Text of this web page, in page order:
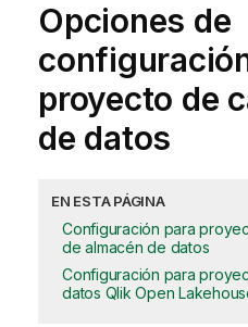
Opciones de
proyecto de
de datos
EN ESTA PÁGINA
Configuración para
de almacén de datos
Configuración para
datos Qlik Open